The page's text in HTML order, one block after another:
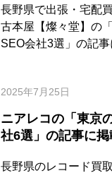
長野県で出張・宅配
古本屋【燦々堂】の
SEO会社3選」の記
を紹介いただきまし
内容に関しては、以
い。 東京でおすすめ
2025年7月25日
ニアレコの「東京
社6選」の記事に
長野県のレコード買